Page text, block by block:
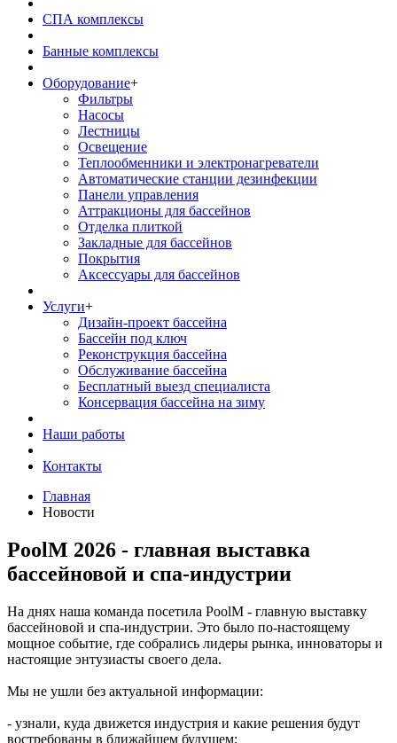
СПА комплексы
Банные комплексы
Оборудование+
Фильтры
Насосы
Лестницы
Освещение
Теплообменники и электронагреватели
Автоматические станции дезинфекции
Панели управления
Аттракционы для бассейнов
Отделка плиткой
Закладные для бассейнов
Покрытия
Аксессуары для бассейнов
Услуги+
Дизайн-проект бассейна
Бассейн под ключ
Реконструкция бассейна
Обслуживание бассейна
Бесплатный выезд специалиста
Консервация бассейна на зиму
Наши работы
Контакты
Главная
Новости
PoolM 2026 - главная выставка
бассейновой и спа-индустрии
На днях наша команда посетила PoolM - главную выставку
бассейновой и спа‑индустрии. Это было по‑настоящему
мощное событие, где собрались лидеры рынка, инноваторы и
настоящие энтузиасты своего дела.
Мы не ушли без актуальной информации:
- узнали, куда движется индустрия и какие решения будут
востребованы в ближайшем будущем;